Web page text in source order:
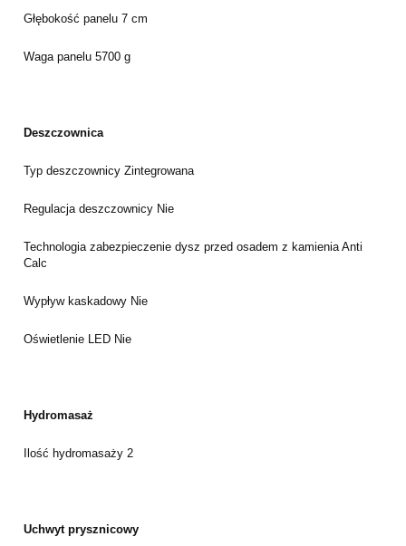
Głębokość panelu 7 cm
Waga panelu 5700 g
Deszczownica
Typ deszczownicy Zintegrowana
Regulacja deszczownicy Nie
Technologia zabezpieczenie dysz przed osadem z kamienia Anti
Calc
Wypływ kaskadowy Nie
Oświetlenie LED Nie
Hydromasaż
Ilość hydromasaży 2
Uchwyt prysznicowy